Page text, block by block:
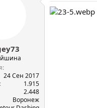
л
а
24 Сен 2017
1.915
2.448
Воронеж